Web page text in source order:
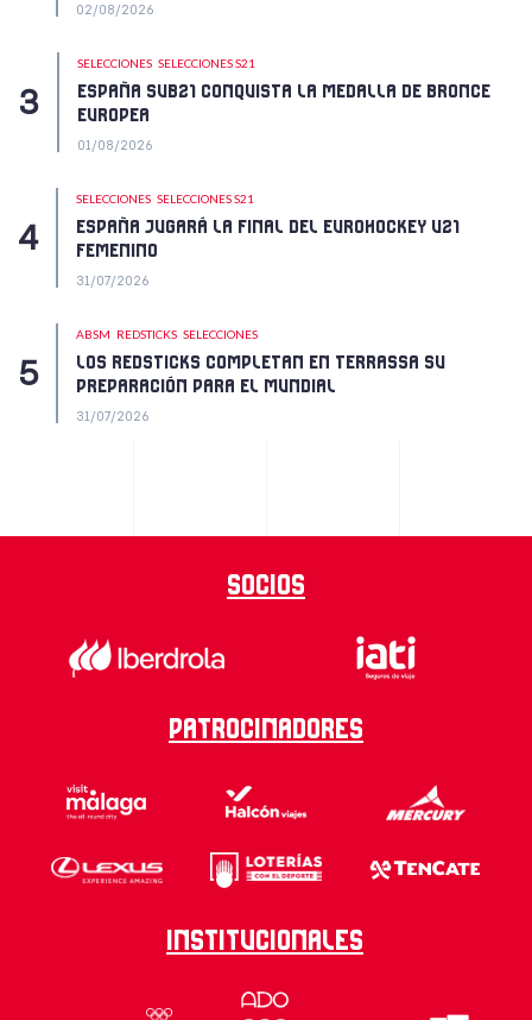
02/08/2026
SELECCIONES SELECCIONES S21
ESPAÑA SUB21 CONQUISTA LA MEDALLA DE BRONCE
EUROPEA
01/08/2026
SELECCIONES SELECCIONES S21
ESPAÑA JUGARÁ LA FINAL DEL EUROHOCKEY U21
FEMENINO
31/07/2026
ABSM REDSTICKS SELECCIONES
LOS REDSTICKS COMPLETAN EN TERRASSA SU
PREPARACIÓN PARA EL MUNDIAL
31/07/2026
Socios
Patrocinadores
Institucionales